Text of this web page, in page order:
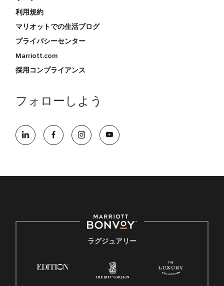
利用規約
マリオットでの生活ブログ
プライバシーセンター
Marriott.com
採用コンプライアンス
フォローしよう
ラグジュアリー